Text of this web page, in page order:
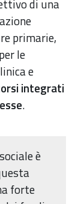
di una
primarie,
le
e
integrati
.
è
forte